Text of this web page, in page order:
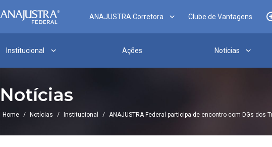
ANAJUSTRA Corretora Clube de Vantagens
Institucional Ações Notícias
Notícias
Home / Notícias / Institucional / ANAJUSTRA Federal participa de encontro com DGs dos